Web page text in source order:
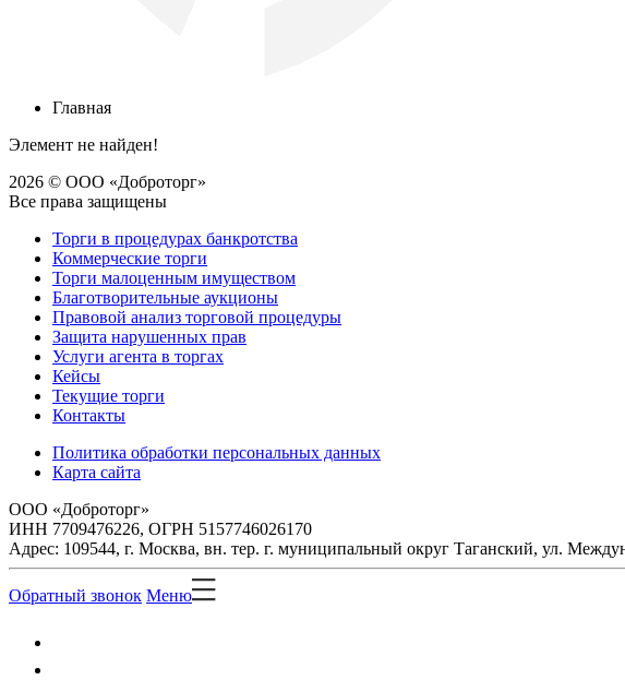
Главная
Элемент не найден!
2026 © ООО «Доброторг»
Все права защищены
Торги в процедурах банкротства
Коммерческие торги
Торги малоценным имуществом
Благотворительные аукционы
Правовой анализ торговой процедуры
Защита нарушенных прав
Услуги агента в торгах
Кейсы
Текущие торги
Контакты
Политика обработки персональных данных
Карта сайта
ООО «Доброторг»
ИНН 7709476226, ОГРН 5157746026170
Адрес: 109544, г. Москва, вн. тер. г. муниципальный округ Таганский, ул.
Обратный звонок Меню